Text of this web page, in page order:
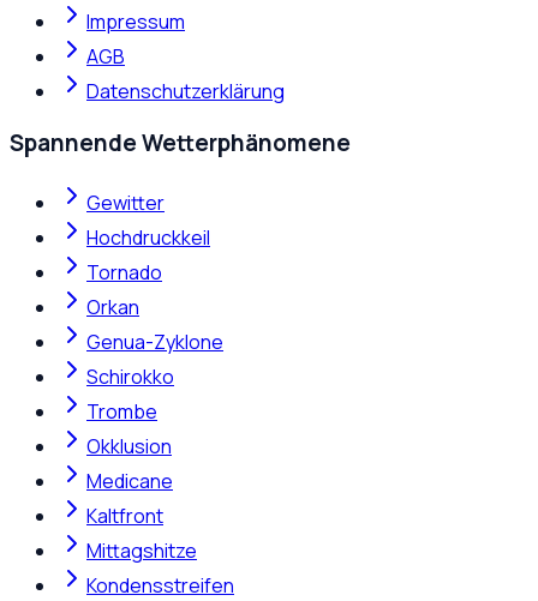
Impressum
AGB
Datenschutzerklärung
Spannende Wetterphänomene
Gewitter
Hochdruckkeil
Tornado
Orkan
Genua-Zyklone
Schirokko
Trombe
Okklusion
Medicane
Kaltfront
Mittagshitze
Kondensstreifen